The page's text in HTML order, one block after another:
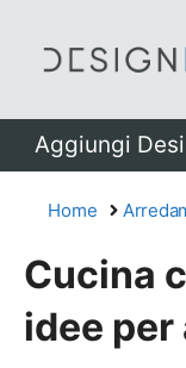
Aggiungi
Home
Cucina
idee per